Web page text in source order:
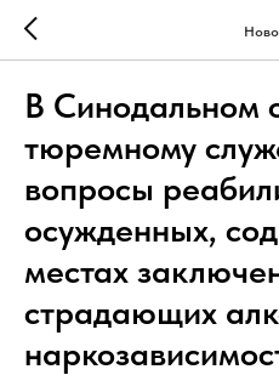
В Синодальном
тюремному
вопросы
осужденных,
местах
страдающих